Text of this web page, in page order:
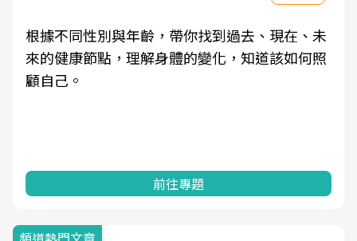
根據不同性別與年齡，帶你找到過去、現在、未
來的健康節點，理解身體的變化，知道該如何照
顧自己。
前往專題